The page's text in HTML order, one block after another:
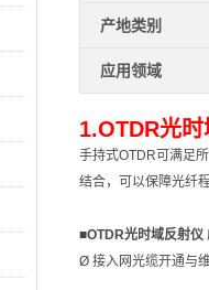
产地类别
应用领域
1.OTDR光
手持式OTDR可满足
结合，可以保障光纤
■OTDR光时域反射仪
Ø 接入网光缆开通与